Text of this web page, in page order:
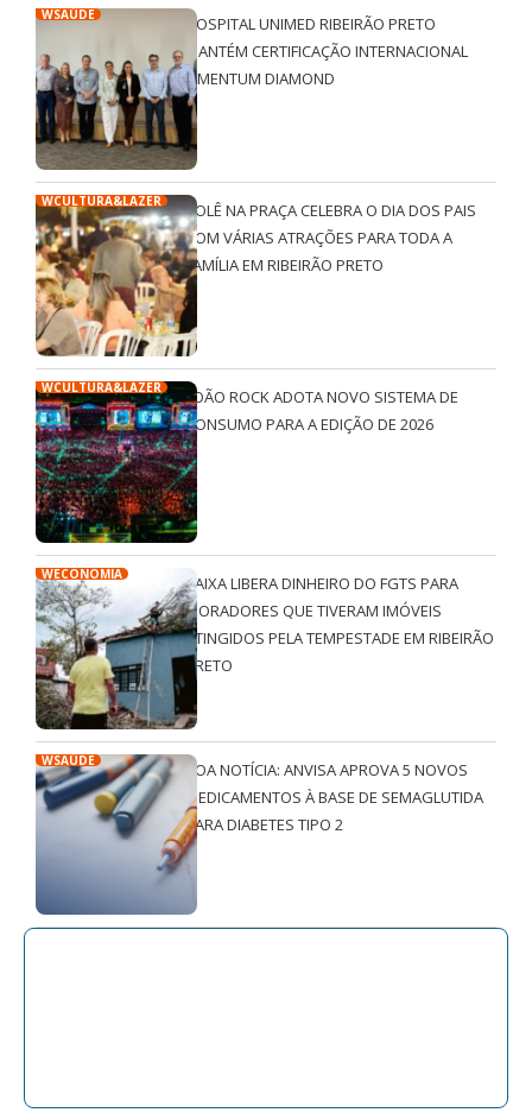
WSAÚDE
HOSPITAL UNIMED RIBEIRÃO PRETO
MANTÉM CERTIFICAÇÃO INTERNACIONAL
QMENTUM DIAMOND
WCULTURA&LAZER
ROLÊ NA PRAÇA CELEBRA O DIA DOS PAIS
COM VÁRIAS ATRAÇÕES PARA TODA A
FAMÍLIA EM RIBEIRÃO PRETO
WCULTURA&LAZER
JOÃO ROCK ADOTA NOVO SISTEMA DE
CONSUMO PARA A EDIÇÃO DE 2026
WECONOMIA
CAIXA LIBERA DINHEIRO DO FGTS PARA
MORADORES QUE TIVERAM IMÓVEIS
ATINGIDOS PELA TEMPESTADE EM RIBEIRÃO
PRETO
WSAÚDE
BOA NOTÍCIA: ANVISA APROVA 5 NOVOS
MEDICAMENTOS À BASE DE SEMAGLUTIDA
PARA DIABETES TIPO 2